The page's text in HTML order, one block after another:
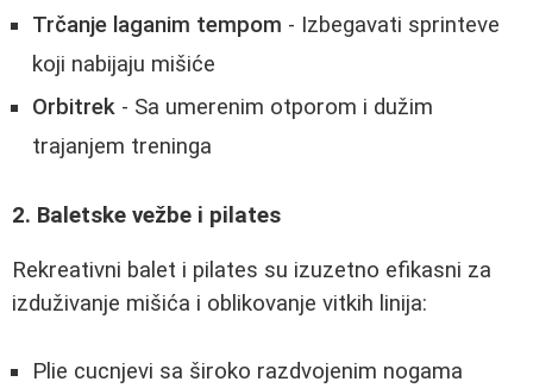
Trčanje laganim tempom - Izbegavati sprinteve
koji nabijaju mišiće
Orbitrek - Sa umerenim otporom i dužim
trajanjem treninga
2. Baletske vežbe i pilates
Rekreativni balet i pilates su izuzetno efikasni za
izduživanje mišića i oblikovanje vitkih linija:
Plie cucnjevi sa široko razdvojenim nogama